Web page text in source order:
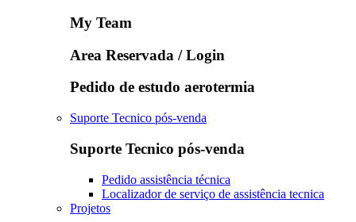
My Team
Area Reservada / Login
Pedido de estudo aerotermia
Suporte Tecnico pós-venda
Suporte Tecnico pós-venda
Pedido assistência técnica
Localizador de serviço de assistência tecnica
Projetos